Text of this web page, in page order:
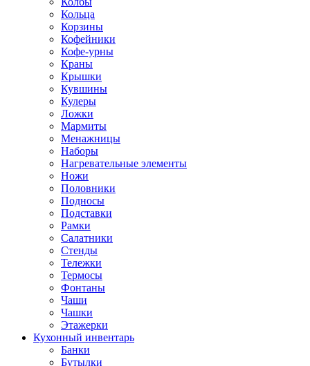
Кольца
Корзины
Кофейники
Кофе-урны
Краны
Крышки
Кувшины
Кулеры
Ложки
Мармиты
Менажницы
Наборы
Нагревательные элементы
Ножи
Половники
Подносы
Подставки
Рамки
Салатники
Стенды
Тележки
Термосы
Фонтаны
Чаши
Чашки
Этажерки
Кухонный инвентарь
Банки
Бутылки